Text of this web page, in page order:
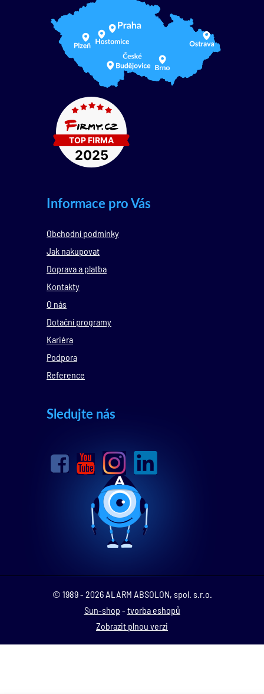
Informace pro Vás
Obchodní podmínky
Jak nakupovat
Doprava a platba
Kontakty
O nás
Dotační programy
Kariéra
Podpora
Reference
Sledujte nás
© 1989 - 2026 ALARM ABSOLON, spol. s.r.o.
Sun-shop - tvorba eshopů
Zobrazit plnou verzi